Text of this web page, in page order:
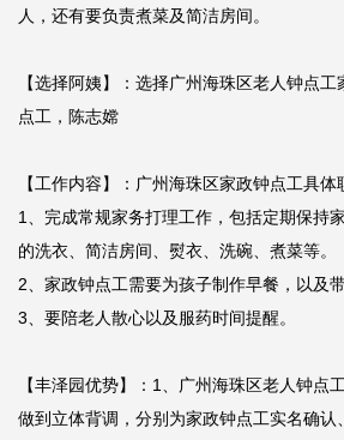
人，还有要负责煮菜及简洁房间。
【选择阿姨】：选择广州海珠区老人钟点
点工，陈志嫦
【工作内容】：广州海珠区家政钟点工具体
1、完成常规家务打理工作，包括定期保持
的洗衣、简洁房间、熨衣、洗碗、煮菜等。
2、家政钟点工需要为孩子制作早餐，以及带
3、要陪老人散心以及服药时间提醒。
【丰泽园优势】：1、广州海珠区老人钟点
做到立体背调，分别为家政钟点工实名确认